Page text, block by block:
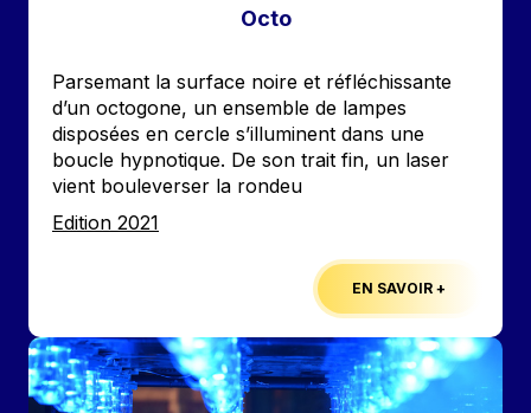
Octo
Parsemant la surface noire et réfléchissante
d’un octogone, un ensemble de lampes
disposées en cercle s’illuminent dans une
boucle hypnotique. De son trait fin, un laser
vient bouleverser la rondeu
Edition
Edition 2021
EN SAVOIR +
Image